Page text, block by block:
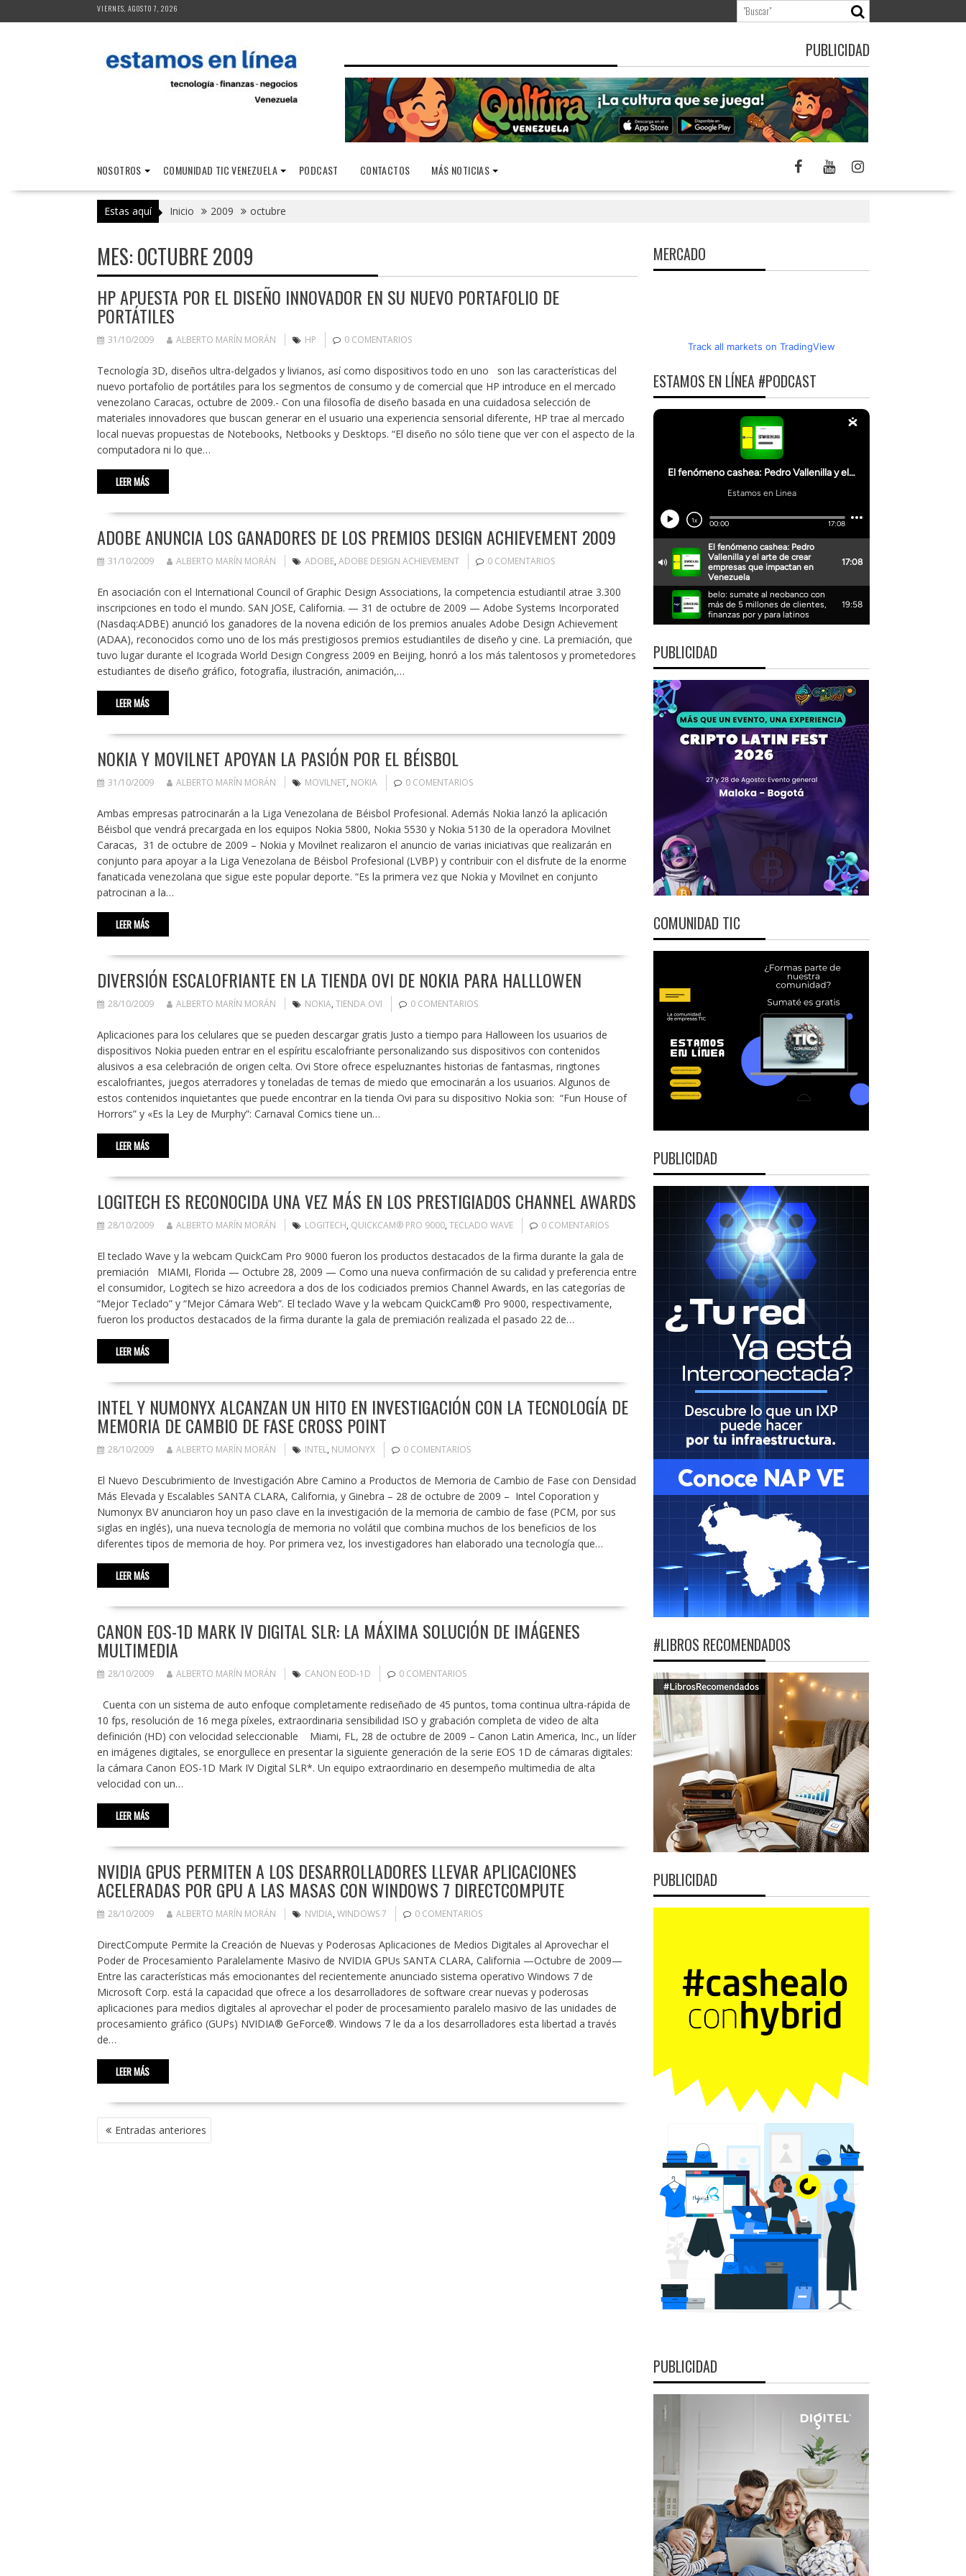
al
VIERNES, AGOSTO 7, 2026
PUBLICIDAD
NOSOTROS COMUNIDAD TIC VENEZUELA PODCAST CONTACTOS MÁS NOTICIAS
Estas aquí Inicio 2009 octubre
MES:OCTUBRE 2009
HP APUESTA POR EL DISEÑO INNOVADOR EN SU NUEVO PORTAFOLIO DE
PORTÁTILES
31/10/2009 ALBERTO MARÍN MORÁN HP 0 COMENTARIOS
Tecnología 3D, diseños ultra-delgados y livianos, así como dispositivos todo en uno son las características del
nuevo portafolio de portátiles para los segmentos de consumo y de comercial que HP introduce en el mercado
venezolano Caracas, octubre de 2009.- Con una filosofía de diseño basada en una cuidadosa selección de
materiales innovadores que buscan generar en el usuario una experiencia sensorial diferente, HP trae al mercado
local nuevas propuestas de Notebooks, Netbooks y Desktops. “El diseño no sólo tiene que ver con el aspecto de la
computadora ni lo que…
LEER MÁS
ADOBE ANUNCIA LOS GANADORES DE LOS PREMIOS DESIGN ACHIEVEMENT 2009
31/10/2009 ALBERTO MARÍN MORÁN ADOBE, ADOBE DESIGN ACHIEVEMENT 0 COMENTARIOS
En asociación con el International Council of Graphic Design Associations, la competencia estudiantil atrae 3.300
inscripciones en todo el mundo. SAN JOSE, California. — 31 de octubre de 2009 — Adobe Systems Incorporated
(Nasdaq:ADBE) anunció los ganadores de la novena edición de los premios anuales Adobe Design Achievement
(ADAA), reconocidos como uno de los más prestigiosos premios estudiantiles de diseño y cine. La premiación, que
tuvo lugar durante el Icograda World Design Congress 2009 en Beijing, honró a los más talentosos y prometedores
estudiantes de diseño gráfico, fotografía, ilustración, animación,…
LEER MÁS
NOKIA Y MOVILNET APOYAN LA PASIÓN POR EL BÉISBOL
31/10/2009 ALBERTO MARÍN MORÁN MOVILNET, NOKIA 0 COMENTARIOS
Ambas empresas patrocinarán a la Liga Venezolana de Béisbol Profesional. Además Nokia lanzó la aplicación
Béisbol que vendrá precargada en los equipos Nokia 5800, Nokia 5530 y Nokia 5130 de la operadora Movilnet
Caracas, 31 de octubre de 2009 – Nokia y Movilnet realizaron el anuncio de varias iniciativas que realizarán en
conjunto para apoyar a la Liga Venezolana de Béisbol Profesional (LVBP) y contribuir con el disfrute de la enorme
fanaticada venezolana que sigue este popular deporte. “Es la primera vez que Nokia y Movilnet en conjunto
patrocinan a la…
LEER MÁS
DIVERSIÓN ESCALOFRIANTE EN LA TIENDA OVI DE NOKIA PARA HALLLOWEN
28/10/2009 ALBERTO MARÍN MORÁN NOKIA, TIENDA OVI 0 COMENTARIOS
Aplicaciones para los celulares que se pueden descargar gratis Justo a tiempo para Halloween los usuarios de
dispositivos Nokia pueden entrar en el espíritu escalofriante personalizando sus dispositivos con contenidos
alusivos a esa celebración de origen celta. Ovi Store ofrece espeluznantes historias de fantasmas, ringtones
escalofriantes, juegos aterradores y toneladas de temas de miedo que emocinarán a los usuarios. Algunos de
estos contenidos inquietantes que puede encontrar en la tienda Ovi para su dispositivo Nokia son: “Fun House of
Horrors” y «Es la Ley de Murphy”: Carnaval Comics tiene un…
LEER MÁS
LOGITECH ES RECONOCIDA UNA VEZ MÁS EN LOS PRESTIGIADOS CHANNEL AWARDS
28/10/2009 ALBERTO MARÍN MORÁN LOGITECH, QUICKCAM® PRO 9000, TECLADO WAVE 0 COMENTARIOS
El teclado Wave y la webcam QuickCam Pro 9000 fueron los productos destacados de la firma durante la gala de
premiación MIAMI, Florida — Octubre 28, 2009 — Como una nueva confirmación de su calidad y preferencia entre
el consumidor, Logitech se hizo acreedora a dos de los codiciados premios Channel Awards, en las categorías de
“Mejor Teclado” y “Mejor Cámara Web”. El teclado Wave y la webcam QuickCam® Pro 9000, respectivamente,
fueron los productos destacados de la firma durante la gala de premiación realizada el pasado 22 de…
LEER MÁS
INTEL Y NUMONYX ALCANZAN UN HITO EN INVESTIGACIÓN CON LA TECNOLOGÍA DE
MEMORIA DE CAMBIO DE FASE CROSS POINT
28/10/2009 ALBERTO MARÍN MORÁN INTEL, NUMONYX 0 COMENTARIOS
El Nuevo Descubrimiento de Investigación Abre Camino a Productos de Memoria de Cambio de Fase con Densidad
Más Elevada y Escalables SANTA CLARA, California, y Ginebra – 28 de octubre de 2009 – Intel Coporation y
Numonyx BV anunciaron hoy un paso clave en la investigación de la memoria de cambio de fase (PCM, por sus
siglas en inglés), una nueva tecnología de memoria no volátil que combina muchos de los beneficios de los
diferentes tipos de memoria de hoy. Por primera vez, los investigadores han elaborado una tecnología que…
LEER MÁS
CANON EOS-1D MARK IV DIGITAL SLR: LA MÁXIMA SOLUCIÓN DE IMÁGENES
MULTIMEDIA
28/10/2009 ALBERTO MARÍN MORÁN CANON EOD-1D 0 COMENTARIOS
Cuenta con un sistema de auto enfoque completamente rediseñado de 45 puntos, toma continua ultra-rápida de
10 fps, resolución de 16 mega píxeles, extraordinaria sensibilidad ISO y grabación completa de video de alta
definición (HD) con velocidad seleccionable Miami, FL, 28 de octubre de 2009 – Canon Latin America, Inc., un líder
en imágenes digitales, se enorgullece en presentar la siguiente generación de la serie EOS 1D de cámaras digitales:
la cámara Canon EOS-1D Mark IV Digital SLR*. Un equipo extraordinario en desempeño multimedia de alta
velocidad con un…
LEER MÁS
NVIDIA GPUS PERMITEN A LOS DESARROLLADORES LLEVAR APLICACIONES
ACELERADAS POR GPU A LAS MASAS CON WINDOWS 7 DIRECTCOMPUTE
28/10/2009 ALBERTO MARÍN MORÁN NVIDIA, WINDOWS 7 0 COMENTARIOS
DirectCompute Permite la Creación de Nuevas y Poderosas Aplicaciones de Medios Digitales al Aprovechar el
Poder de Procesamiento Paralelamente Masivo de NVIDIA GPUs SANTA CLARA, California —Octubre de 2009—
Entre las características más emocionantes del recientemente anunciado sistema operativo Windows 7 de
Microsoft Corp. está la capacidad que ofrece a los desarrolladores de software crear nuevas y poderosas
aplicaciones para medios digitales al aprovechar el poder de procesamiento paralelo masivo de las unidades de
procesamiento gráfico (GUPs) NVIDIA® GeForce®. Windows 7 le da a los desarrolladores esta libertad a través
de…
LEER MÁS
NAVEGACIÓN
DE Entradas anteriores
MERCADO
Track all markets on TradingView
ESTAMOS EN LÍNEA #PODCAST
PUBLICIDAD
COMUNIDAD TIC
PUBLICIDAD
#LIBROS RECOMENDADOS
PUBLICIDAD
PUBLICIDAD